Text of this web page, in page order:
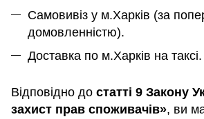
Самовивіз у м.Харків (за
домовленністю).
Доставка по м.Харків на таксі.
Відповідно до статті 9 Закону
захист прав споживачів», ви